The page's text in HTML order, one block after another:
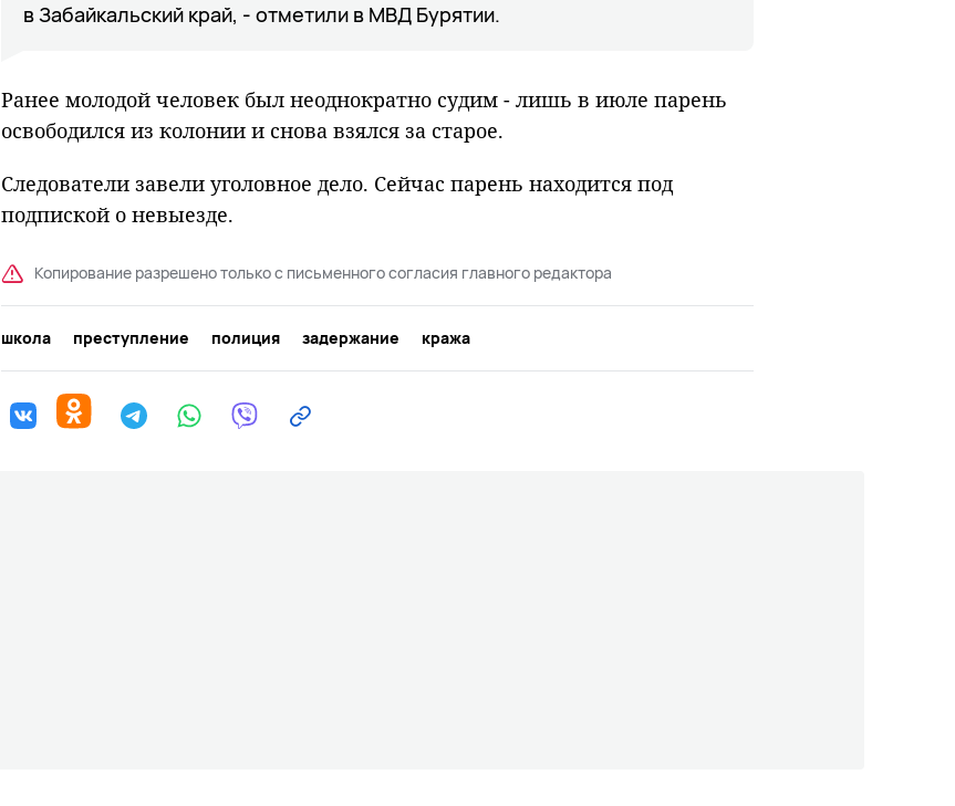
в Забайкальский край, - отметили в МВД Бурятии.
Ранее молодой человек был неоднократно судим - лишь в июле парень
освободился из колонии и снова взялся за старое.
Следователи завели уголовное дело. Сейчас парень находится под
подпиской о невыезде.
Копирование разрешено только с письменного согласия главного редактора
школа преступление полиция задержание кража